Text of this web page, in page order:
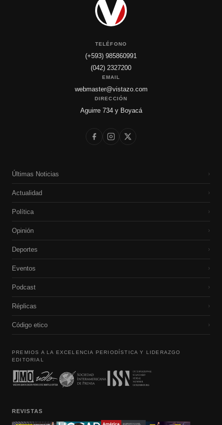
TELÉFONO
(+593) 985860991
(042) 2327200
EMAIL
webmaster@vistazo.com
DIRECCIÓN
Aguirre 734 y Boyacá
Últimas Noticias ›
Actualidad ›
Política ›
Opinión ›
Deportes ›
Eventos ›
Podcast ›
Réplicas ›
Código etico ›
PREMIOS A LA EXCELENCIA PERIODÍSTICA Y LIDERAZGO
EDITORIAL
REVISTAS